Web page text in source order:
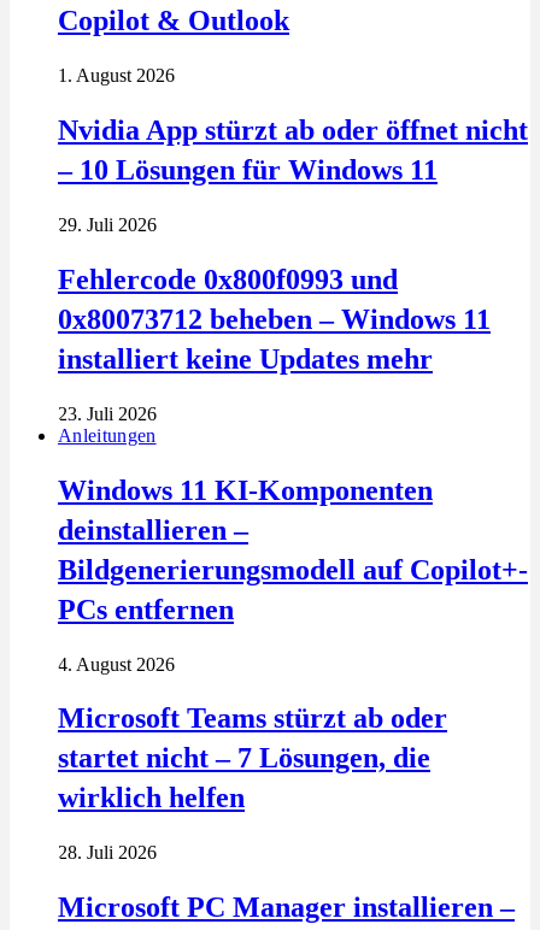
Copilot & Outlook
1. August 2026
Nvidia App stürzt ab oder öffnet nicht
– 10 Lösungen für Windows 11
29. Juli 2026
Fehlercode 0x800f0993 und
0x80073712 beheben – Windows 11
installiert keine Updates mehr
23. Juli 2026
Anleitungen
Windows 11 KI-Komponenten
deinstallieren –
Bildgenerierungsmodell auf Copilot+-
PCs entfernen
4. August 2026
Microsoft Teams stürzt ab oder
startet nicht – 7 Lösungen, die
wirklich helfen
28. Juli 2026
Microsoft PC Manager installieren –